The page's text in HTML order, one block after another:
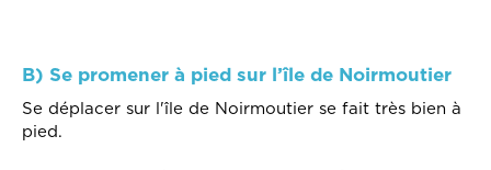
B) Se promener à pied sur l’île de Noirmoutier
Se déplacer sur l'île de Noirmoutier se fait très bien à
pied.